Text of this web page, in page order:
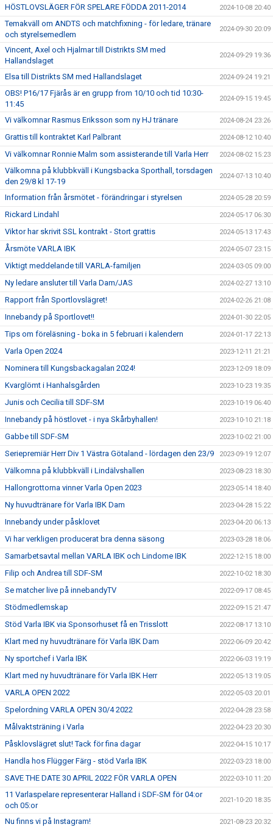
HÖSTLOVSLÄGER FÖR SPELARE FÖDDA 2011-2014 2024-10-08 20:40
Temakväll om ANDTS och matchfixning - för ledare, tränare
och styrelsemedlem
2024-09-30 20:09
Vincent, Axel och Hjalmar till Distrikts SM med
Hallandslaget
2024-09-29 19:36
Elsa till Distrikts SM med Hallandslaget 2024-09-24 19:21
OBS! P16/17 Fjärås är en grupp from 10/10 och tid 10:30-
11:45
2024-09-15 19:45
Vi välkomnar Rasmus Eriksson som ny HJ tränare 2024-08-24 23:26
Grattis till kontraktet Karl Palbrant 2024-08-12 10:40
Vi välkomnar Ronnie Malm som assisterande till Varla Herr 2024-08-02 15:23
Välkomna på klubbkväll i Kungsbacka Sporthall, torsdagen
den 29/8 kl 17-19
2024-07-13 10:40
Information från årsmötet - förändringar i styrelsen 2024-05-28 20:59
Rickard Lindahl 2024-05-17 06:30
Viktor har skrivit SSL kontrakt - Stort grattis 2024-05-13 17:43
Årsmöte VARLA IBK 2024-05-07 23:15
Viktigt meddelande till VARLA-familjen 2024-03-05 09:00
Ny ledare ansluter till Varla Dam/JAS 2024-02-27 13:10
Rapport från Sportlovslägret! 2024-02-26 21:08
Innebandy på Sportlovet!! 2024-01-30 22:05
Tips om föreläsning - boka in 5 februari i kalendern 2024-01-17 22:13
Varla Open 2024 2023-12-11 21:21
Nominera till Kungsbackagalan 2024! 2023-12-09 18:09
Kvarglömt i Hanhalsgården 2023-10-23 19:35
Junis och Cecilia till SDF-SM 2023-10-19 06:40
Innebandy på höstlovet - i nya Skårbyhallen! 2023-10-10 21:18
Gabbe till SDF-SM 2023-10-02 21:00
Seriepremiär Herr Div 1 Västra Götaland - lördagen den 23/9 2023-09-19 12:07
Välkomna på klubbkväll i Lindälvshallen 2023-08-23 18:30
Hallongrottorna vinner Varla Open 2023 2023-05-14 18:40
Ny huvudtränare för Varla IBK Dam 2023-04-28 15:22
Innebandy under påsklovet 2023-04-20 06:13
Vi har verkligen producerat bra denna säsong 2023-03-28 18:06
Samarbetsavtal mellan VARLA IBK och Lindome IBK 2022-12-15 18:00
Filip och Andrea till SDF-SM 2022-10-02 18:30
Se matcher live på innebandyTV 2022-09-17 08:45
Stödmedlemskap 2022-09-15 21:47
Stöd Varla IBK via Sponsorhuset få en Trisslott 2022-08-17 13:10
Klart med ny huvudtränare för Varla IBK Dam 2022-06-09 20:42
Ny sportchef i Varla IBK 2022-06-03 19:19
Klart med ny huvudtränare för Varla IBK Herr 2022-05-13 19:05
VARLA OPEN 2022 2022-05-03 20:01
Spelordning VARLA OPEN 30/4 2022 2022-04-28 23:58
Målvaktsträning i Varla 2022-04-23 20:30
Påsklovslägret slut! Tack för fina dagar 2022-04-15 10:17
Handla hos Flügger Färg - stöd Varla IBK 2022-03-23 18:00
SAVE THE DATE 30 APRIL 2022 FÖR VARLA OPEN 2022-03-10 11:20
11 Varlaspelare representerar Halland i SDF-SM för 04:or
och 05:or
2021-10-20 18:35
Nu finns vi på Instagram! 2021-08-23 20:32